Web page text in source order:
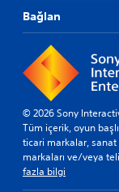
Bağlan
© 2026 Sony
Tüm içerik, oyun
ticari markalar,
markaları ve/veya
fazla bilgi